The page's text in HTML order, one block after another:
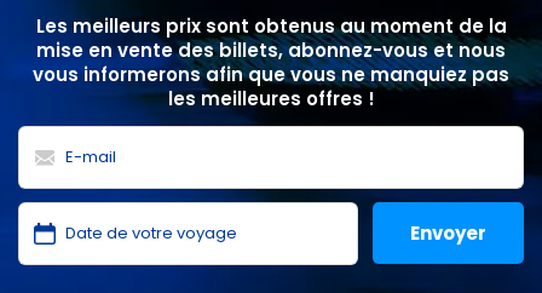
Les meilleurs prix sont obtenus au moment de la
mise en vente des billets, abonnez-vous et nous
vous informerons afin que vous ne manquiez pas
les meilleures offres !